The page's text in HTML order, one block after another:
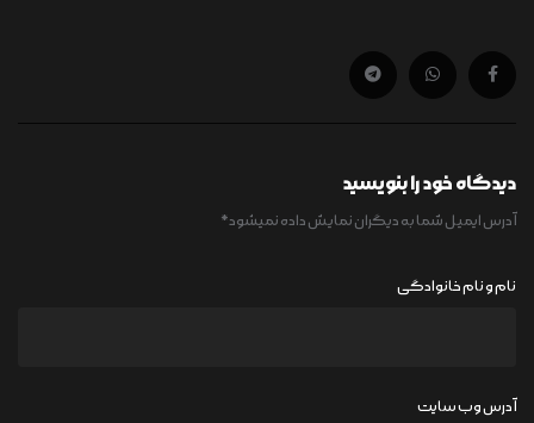
دیدگاه خود را بنویسید
آدرس ایمیل شما به دیگران نمایش داده نمیشود*
نام و نام خانوادگی
آدرس وب سایت